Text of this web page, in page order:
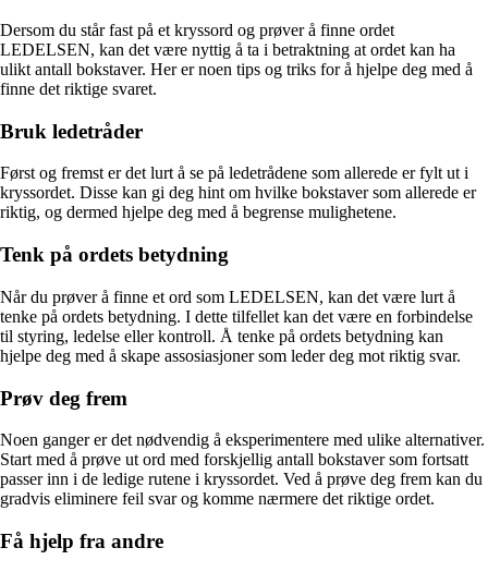
Dersom du står fast på et kryssord og prøver å finne ordet
LEDELSEN, kan det være nyttig å ta i betraktning at ordet kan ha
ulikt antall bokstaver. Her er noen tips og triks for å hjelpe deg med å
finne det riktige svaret.
Bruk ledetråder
Først og fremst er det lurt å se på ledetrådene som allerede er fylt ut i
kryssordet. Disse kan gi deg hint om hvilke bokstaver som allerede er
riktig, og dermed hjelpe deg med å begrense mulighetene.
Tenk på ordets betydning
Når du prøver å finne et ord som LEDELSEN, kan det være lurt å
tenke på ordets betydning. I dette tilfellet kan det være en forbindelse
til styring, ledelse eller kontroll. Å tenke på ordets betydning kan
hjelpe deg med å skape assosiasjoner som leder deg mot riktig svar.
Prøv deg frem
Noen ganger er det nødvendig å eksperimentere med ulike alternativer.
Start med å prøve ut ord med forskjellig antall bokstaver som fortsatt
passer inn i de ledige rutene i kryssordet. Ved å prøve deg frem kan du
gradvis eliminere feil svar og komme nærmere det riktige ordet.
Få hjelp fra andre